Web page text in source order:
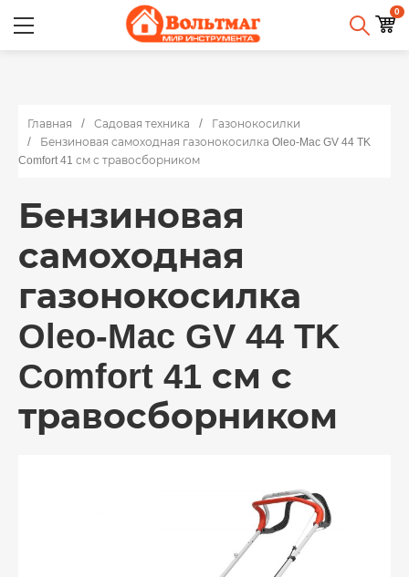
0
Главная Садовая техника
Газонокосилки
Бензиновая самоходная газонокосилка Oleo-Mac GV 44 TK
Comfort 41 см с травосборником
Бензиновая
самоходная
газонокосилка
Oleo-Mac GV 44 TK
Comfort 41 см с
травосборником